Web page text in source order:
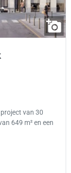
van 30
649 m² en een